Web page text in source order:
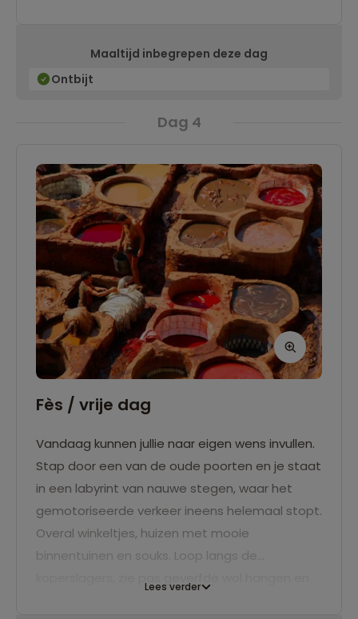
medina (oude stad). De rest van de dag heb je
de tijd om deze oude koningsstad te verkennen
het zwembad van ons hotel.
Maaltijd inbegrepen deze dag
Ontbijt
Dag 4
Fès / vrije dag
Vandaag kunnen jullie naar eigen wens invullen.
Stap door een van de oude poorten en je staat
in een labyrint van nauwe stegen, waar het
gemotoriseerde verkeer ineens helemaal stopt.
Overal winkeltjes, huizen met mooie
binnentuinen en souks. Loop langs de
Lees verder